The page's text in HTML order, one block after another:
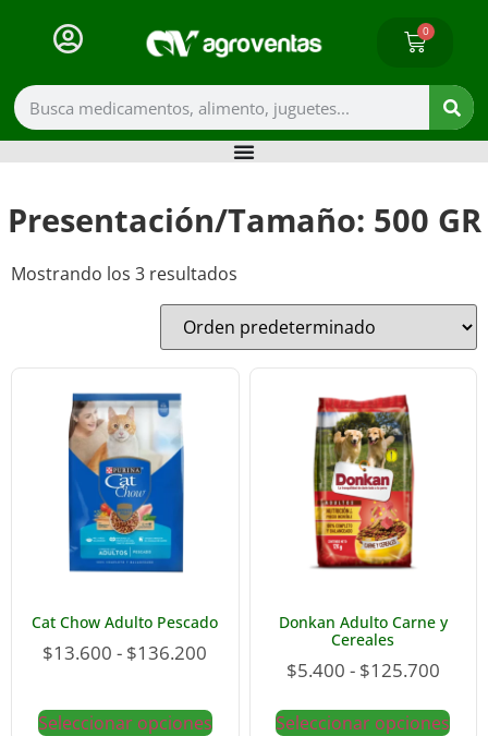
0
Presentación/Tamaño: 500 GR
Mostrando los 3 resultados
Cat Chow Adulto Pescado
$13.600 - $136.200
Seleccionar opciones
Donkan Adulto Carne y
Cereales
$5.400 - $125.700
Seleccionar opciones